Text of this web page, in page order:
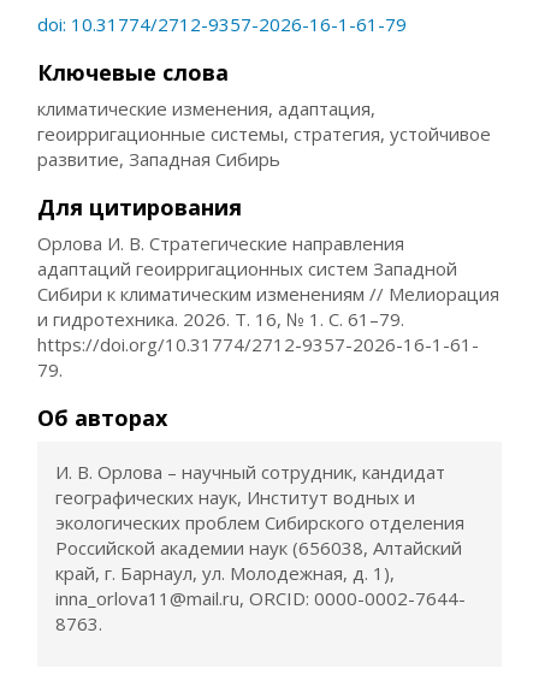
doi: 10.31774/2712-9357-2026-16-1-61-79
Ключевые слова
климатические изменения, адаптация,
геоирригационные системы, стратегия, устойчивое
развитие, Западная Сибирь
Для цитирования
Орлова И. В. Стратегические направления
адаптаций геоирригационных систем Западной
Сибири к климатическим изменениям // Мелиорация
и гидротехника. 2026. Т. 16, № 1. С. 61–79.
https://doi.org/10.31774/2712-9357-2026-16-1-61-
79.
Об авторах
И. В. Орлова – научный сотрудник, кандидат
географических наук, Институт водных и
экологических проблем Сибирского отделения
Российской академии наук (656038, Алтайский
край, г. Барнаул, ул. Молодежная, д. 1),
inna_orlova11@mail.ru, ORCID: 0000-0002-7644-
8763.